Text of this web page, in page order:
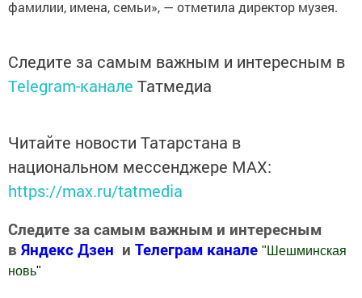
фамилии, имена, семьи», — отметила директор музея.
Следите за самым важным и интересным в
Telegram-канале Татмедиа
Читайте новости Татарстана в
национальном мессенджере MАХ:
https://max.ru/tatmedia
Следите за самым важным и интересным
в Яндекс Дзен и Телеграм канале " Шешминская
новь"